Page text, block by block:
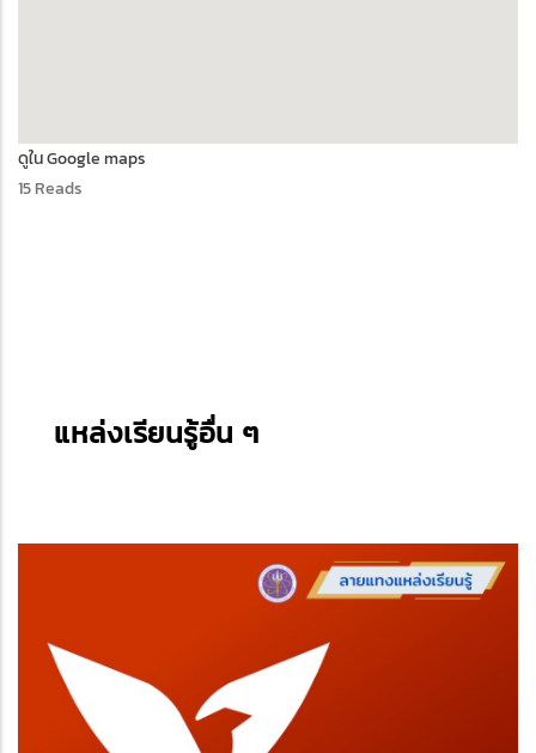
ดูใน Google maps
15 Reads
แหล่งเรียนรู้อื่น ๆ